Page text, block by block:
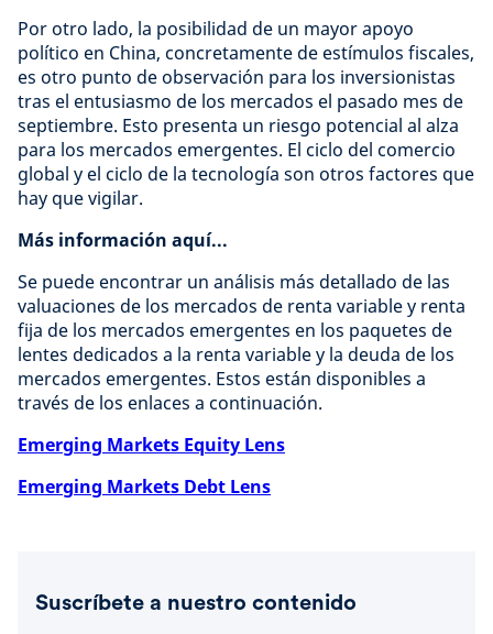
Por otro lado, la posibilidad de un mayor apoyo
político en China, concretamente de estímulos fiscales,
es otro punto de observación para los inversionistas
tras el entusiasmo de los mercados el pasado mes de
septiembre. Esto presenta un riesgo potencial al alza
para los mercados emergentes. El ciclo del comercio
global y el ciclo de la tecnología son otros factores que
hay que vigilar.
Más información aquí...
Se puede encontrar un análisis más detallado de las
valuaciones de los mercados de renta variable y renta
fija de los mercados emergentes en los paquetes de
lentes dedicados a la renta variable y la deuda de los
mercados emergentes. Estos están disponibles a
través de los enlaces a continuación.
Emerging Markets Equity Lens
Emerging Markets Debt Lens
Suscríbete a nuestro contenido